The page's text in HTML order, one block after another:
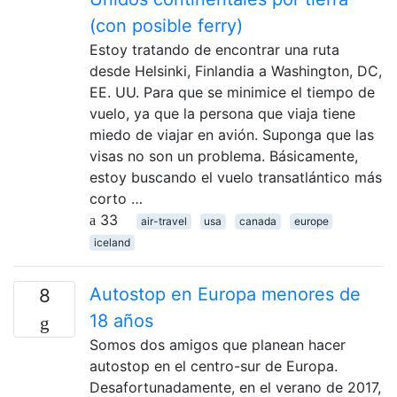
(con posible ferry)
Estoy tratando de encontrar una ruta
desde Helsinki, Finlandia a Washington, DC,
EE. UU. Para que se minimice el tiempo de
vuelo, ya que la persona que viaja tiene
miedo de viajar en avión. Suponga que las
visas no son un problema. Básicamente,
estoy buscando el vuelo transatlántico más
corto …
33
air-travel usa canada
europe
iceland
8
Autostop en Europa menores de
18 años
Somos dos amigos que planean hacer
autostop en el centro-sur de Europa.
Desafortunadamente, en el verano de 2017,